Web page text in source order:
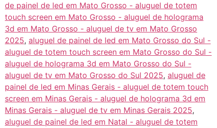
de painel de led em Mato Grosso - aluguel de totem
touch screen em Mato Grosso - aluguel de holograma
3d em Mato Grosso - aluguel de tv em Mato Grosso
2025, aluguel de painel de led em Mato Grosso do Sul -
aluguel de totem touch screen em Mato Grosso do Sul -
aluguel de holograma 3d em Mato Grosso do Sul -
aluguel de tv em Mato Grosso do Sul 2025, aluguel de
painel de led em Minas Gerais - aluguel de totem touch
screen em Minas Gerais - aluguel de holograma 3d em
Minas Gerais - aluguel de tv em Minas Gerais 2025,
aluguel de painel de led em Natal - aluguel de totem